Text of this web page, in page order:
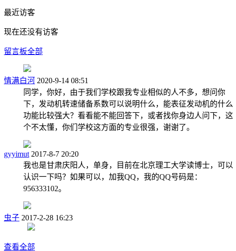
最近访客
现在还没有访客
留言板全部
情满白河 2020-9-14 08:51
同学，你好，由于我们学校跟我专业相似的人不多，想问你
下，发动机转速储备系数可以说明什么，能表征发动机的什么
功能比较强大？看看能不能回答下，或者找你身边人问下，这
个不太懂，你们学校这方面的专业很强，谢谢了。
gyyimut 2017-8-7 20:20
我也是甘肃庆阳人，单身，目前在北京理工大学读博士，可以
认识一下吗？如果可以，加我QQ，我的QQ号码是：
956333102。
虫子 2017-2-28 16:23
查看全部